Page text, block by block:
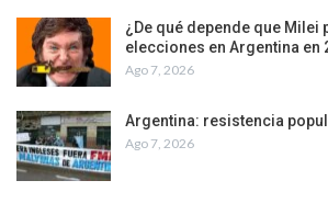
¿De qué depende que Milei
elecciones en Argentina en
Ago 7, 2026
Argentina: resistencia
Ago 7, 2026